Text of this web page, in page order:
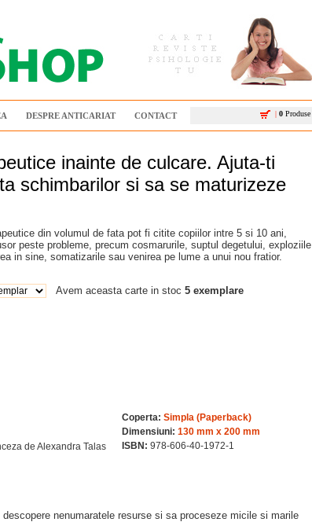
DESPRE ANTICARIAT CONTACT | 0 Produse
inainte de culcare. Ajuta-ti
schimbarilor si sa se maturizeze
din volumul de fata pot fi citite copiilor intre 5 si 10 ani,
peste probleme, precum cosmarurile, suptul degetului, exploziile
in sine, somatizarile sau venirea pe lume a unui nou fratior.
Avem aceasta carte in stoc 5 exemplare
de Alexandra Talas
Coperta: Simpla (Paperback)
Dimensiuni: 130 mm x 200 mm
ISBN: 978-606-40-1972-1
nenumaratele resurse si sa proceseze micile si marile